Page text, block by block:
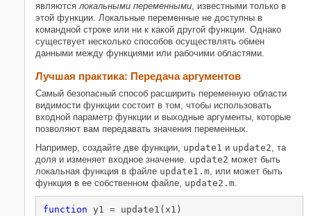
Введение
Лучшая практика: Передача
аргументов
Вложенные функции
Оценка в другой рабочей области
Похожие темы
являютсялокальными переменными, известными только в
этой функции. Локальные переменные не доступны в
командной строке или ни к какой другой функции. Однако
существует несколько способов осуществлять обмен
данными между функциями или рабочими областями.
Лучшая практика: Передача аргументов
Самый безопасный способ расширить переменную области
видимости функции состоит в том, чтобы использовать
входной параметр функции и выходные аргументы, которые
позволяют вам передавать значения переменных.
Например, создайте две функции, update1 и update2, та
доля и изменяет входное значение. update2 может быть
локальная функция в файле update1.m, или может быть
функция в ее собственном файле, update2.m.
function y1 = update1(x1)